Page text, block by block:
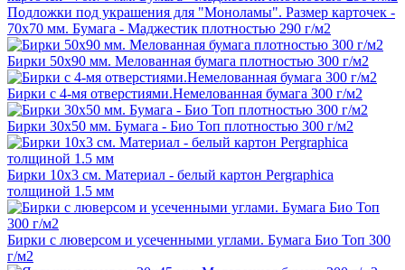
Подложки под украшения для "Моноламы". Размер карточек -
70х70 мм. Бумага - Маджестик плотностью 290 г/м2
Бирки 50х90 мм. Мелованная бумага плотностью 300 г/м2
Бирки с 4-мя отверстиями.Немелованная бумага 300 г/м2
Бирки 30х50 мм. Бумага - Био Топ плотностью 300 г/м2
Бирки 10х3 см. Материал - белый картон Pergraphica
толщиной 1.5 мм
Бирки с люверсом и усеченными углами. Бумага Био Топ 300
г/м2